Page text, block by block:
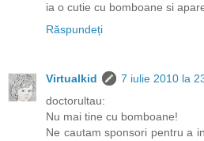
ia o cutie cu bomboane si
Răspundeți
Virtualkid
7 iulie 2010 la
doctorultau:
Nu mai tine cu bomboane!
Ne cautam sponsori pentru a